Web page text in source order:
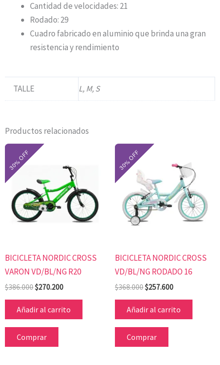
Cantidad de velocidades: 21
Rodado: 29
Cuadro fabricado en aluminio que brinda una gran
resistencia y rendimiento
TALLE L, M, S
Productos relacionados
BICICLETA NORDIC CROSS
VARON VD/BL/NG R20
$386.000
El
$386.000.
$270.200
actual
es:
$270.200.
Añadir al carrito
Comprar
BICICLETA NORDIC CROSS
VD/BL/NG RODADO 16
$368.000
El
$368.000.
$257.600
actual
es:
$257.600.
Añadir al carrito
Comprar